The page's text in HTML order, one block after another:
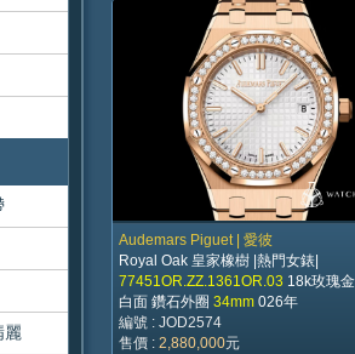
麗
Audemars Piguet | 愛彼
Royal Oak 皇家橡樹 |熱門女錶|
77451OR.ZZ.1361OR.03 18k玫瑰
白面 鑽石外圈 34mm 026年
編號 : JOD2574
售價 : 2,880,000元